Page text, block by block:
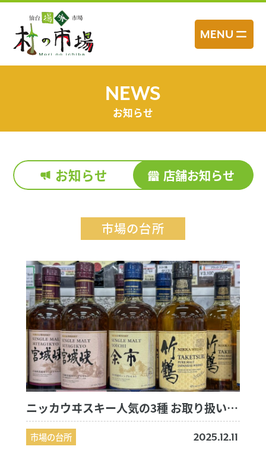
ッ
MENU
NEWS
お知らせ
お知らせ 店舗お知らせ
市場の台所
ニッカウヰスキー人気の3種 お取り扱い中！
市場の台所 2025.12.11